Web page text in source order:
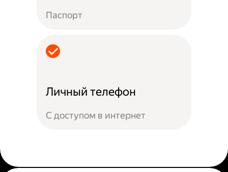
Паспорт
Личный телефон
С доступом в интернет